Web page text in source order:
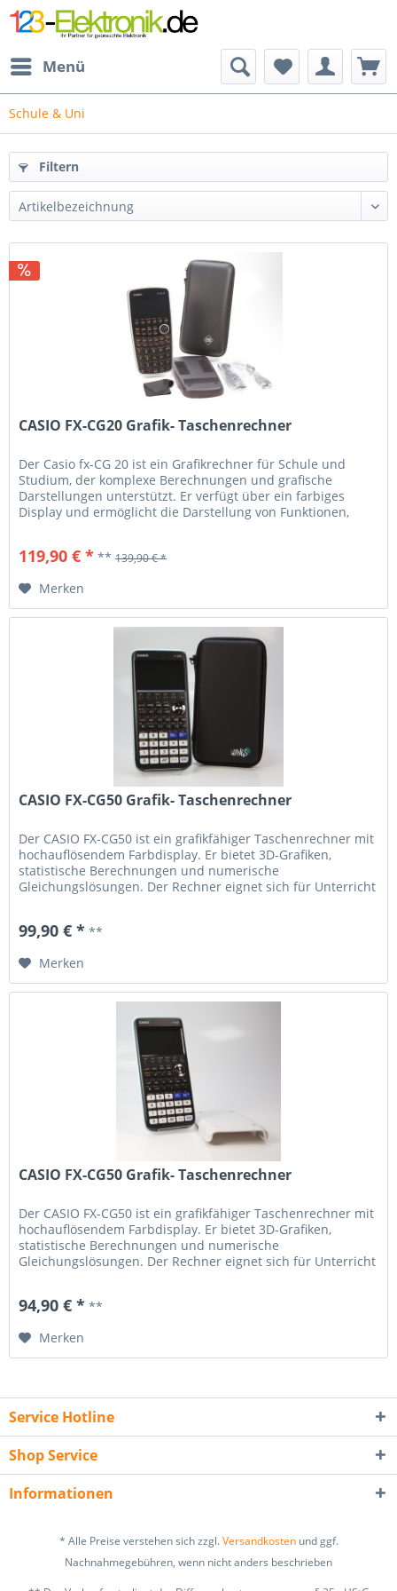
Menü
Schule & Uni
Filtern
CASIO FX-CG20 Grafik- Taschenrechner
Der Casio fx-CG 20 ist ein Grafikrechner für Schule und
Studium, der komplexe Berechnungen und grafische
Darstellungen unterstützt. Er verfügt über ein farbiges
Display und ermöglicht die Darstellung von Funktionen,
119,90 € * **139,90 € *
Merken
CASIO FX-CG50 Grafik- Taschenrechner
Der CASIO FX-CG50 ist ein grafikfähiger Taschenrechner mit
hochauflösendem Farbdisplay. Er bietet 3D-Grafiken,
statistische Berechnungen und numerische
Gleichungslösungen. Der Rechner eignet sich für Unterricht
99,90 € * **
Merken
CASIO FX-CG50 Grafik- Taschenrechner
Der CASIO FX-CG50 ist ein grafikfähiger Taschenrechner mit
hochauflösendem Farbdisplay. Er bietet 3D-Grafiken,
statistische Berechnungen und numerische
Gleichungslösungen. Der Rechner eignet sich für Unterricht
94,90 € * **
Merken
Service Hotline
Shop Service
Informationen
* Alle Preise verstehen sich zzgl.Versandkostenund ggf.
Nachnahmegebühren, wenn nicht anders beschrieben